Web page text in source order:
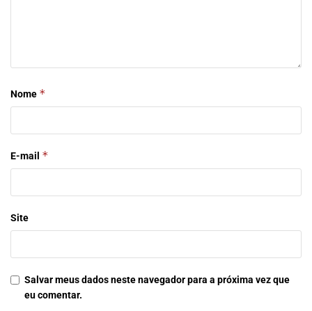
Nome *
E-mail *
Site
Salvar meus dados neste navegador para a próxima vez que
eu comentar.